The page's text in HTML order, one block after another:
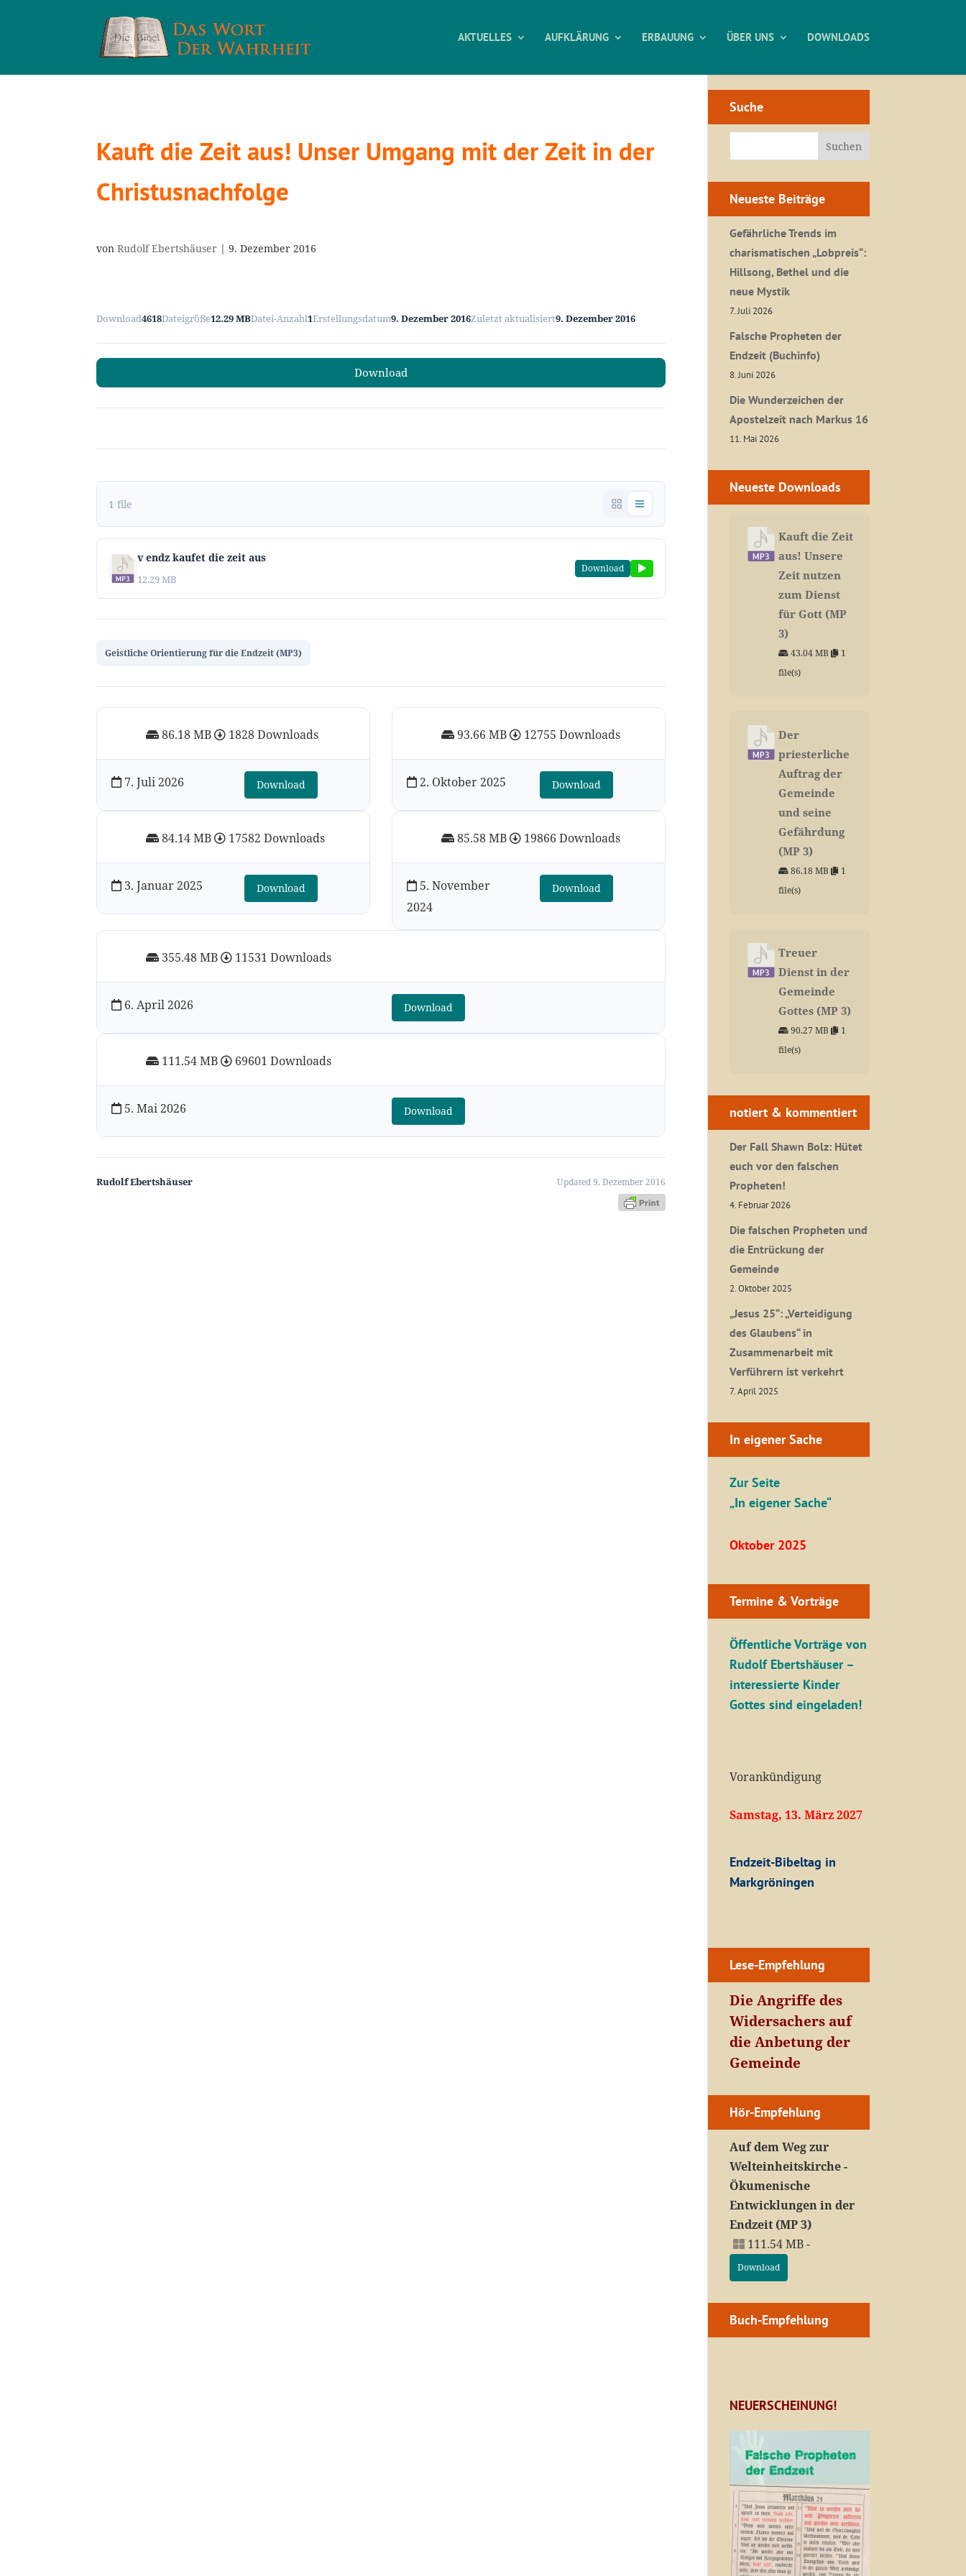
AKTUELLES AUFKLÄRUNG ERBAUUNG ÜBER UNS DOWNLOADS
Kauft die Zeit aus! Unser Umgang mit der Zeit in der
Christusnachfolge
vonRudolf Ebertshäuser |9. Dezember 2016
Download4618Dateigröße12.29 MBDatei-Anzahl1Erstellungsdatum9. Dezember 2016Zuletzt aktualisiert9. Dezember 2016
Download
1 file
v endz kaufet die zeit aus
12.29 MB
Download
Geistliche Orientierung für die Endzeit (MP3)
86.18 MB 1828 Downloads
7. Juli 2026 Download
111.54 MB 69601 Downloads
5. Mai 2026 Download
355.48 MB 11531 Downloads
6. April 2026 Download
93.66 MB 12755 Downloads
2. Oktober 2025 Download
84.14 MB 17582 Downloads
3. Januar 2025 Download
85.58 MB 19866 Downloads
5. November
2024
Download
Rudolf Ebertshäuser Updated 9. Dezember 2016
Suche
Neueste Beiträge
Gefährliche Trends im
charismatischen „Lobpreis“:
Hillsong, Bethel und die
neue Mystik
7. Juli 2026
Falsche Propheten der
Endzeit (Buchinfo)
8. Juni 2026
Die Wunderzeichen der
Apostelzeit nach Markus 16
11. Mai 2026
Neueste Downloads
Kauft die Zeit
aus! Unsere
Zeit nutzen
zum Dienst
für Gott (MP
3)
43.04 MB
1
file(s)
Der
priesterliche
Auftrag der
Gemeinde
und seine
Gefährdung
(MP 3)
86.18 MB
1
file(s)
Treuer
Dienst in der
Gemeinde
Gottes (MP 3)
90.27 MB
1
file(s)
notiert & kommentiert
Der Fall Shawn Bolz: Hütet
euch vor den falschen
Propheten!
4. Februar 2026
Die falschen Propheten und
die Entrückung der
Gemeinde
2. Oktober 2025
„Jesus 25“: „Verteidigung
des Glaubens“ in
Zusammenarbeit mit
Verführern ist verkehrt
7. April 2025
In eigener Sache
Zur Seite
„In eigener Sache“
Oktober 2025
Termine & Vorträge
Öffentliche Vorträge von
Rudolf Ebertshäuser –
interessierte Kinder
Gottes sind eingeladen!
Vorankündigung
Samstag, 13. März 2027
Endzeit-Bibeltag in
Markgröningen
Lese-Empfehlung
Die Angriffe des
Widersachers auf
die Anbetung der
Gemeinde
Hör-Empfehlung
Auf dem Weg zur
Welteinheitskirche -
Ökumenische
Entwicklungen in der
Endzeit (MP 3)
111.54 MB -
Download
Buch-Empfehlung
NEUERSCHEINUNG!